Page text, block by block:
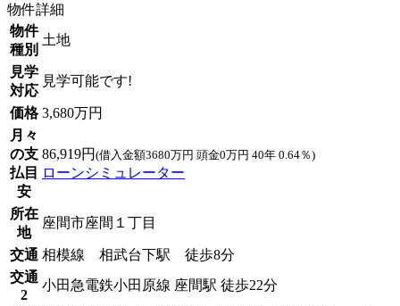
物件詳細
物件
種別
土地
見学
対応
見学可能です!
価格 3,680万円
月々
の支
払目
安
86,919円 (借入金額3680万円 頭金0万円 40年 0.64％)
ローンシミュレーター
所在
地
座間市座間１丁目
交通 相模線 相武台下駅 徒歩8分
交通
2
小田急電鉄小田原線 座間駅 徒歩22分